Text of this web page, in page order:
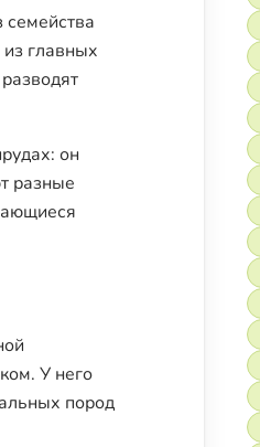
семейства
главных
он
разные
У него
пород